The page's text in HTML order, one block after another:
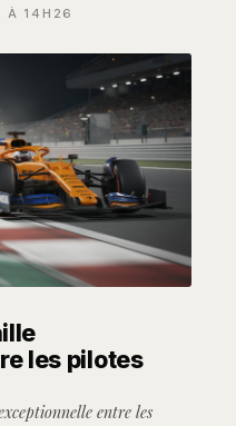
À 14H26
les pilotes
entre les